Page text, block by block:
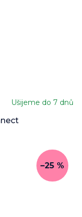
Ušijeme do 7 dnů
–25 %